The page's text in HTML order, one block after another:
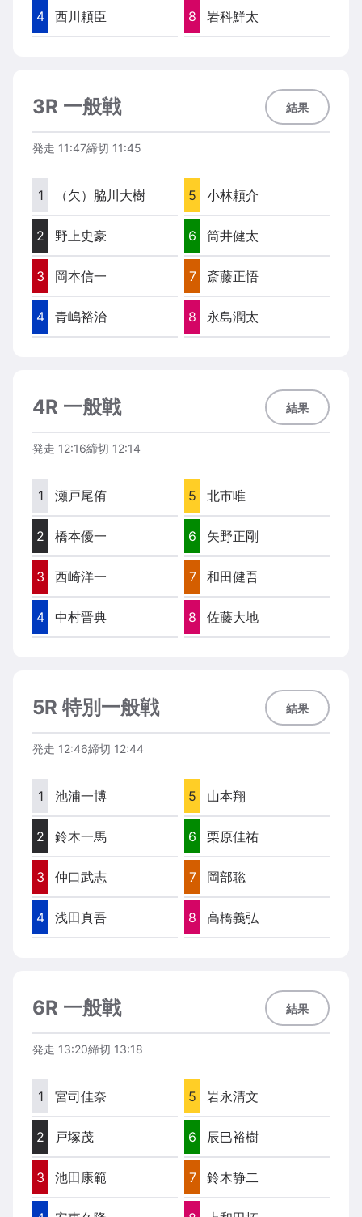
4 西川頼臣 8 岩科鮮太
3R 一般戦 結果
発走 11:47締切 11:45
1 （欠） 脇川大樹
2 野上史豪
3 岡本信一
4 青嶋裕治
5 小林頼介
6 筒井健太
7 斎藤正悟
8 永島潤太
4R 一般戦 結果
発走 12:16締切 12:14
1 瀬戸尾侑
2 橋本優一
3 西崎洋一
4 中村晋典
5 北市唯
6 矢野正剛
7 和田健吾
8 佐藤大地
5R 特別一般戦 結果
発走 12:46締切 12:44
1 池浦一博
2 鈴木一馬
3 仲口武志
4 浅田真吾
5 山本翔
6 栗原佳祐
7 岡部聡
8 高橋義弘
6R 一般戦 結果
発走 13:20締切 13:18
1 宮司佳奈
2 戸塚茂
3 池田康範
5 岩永清文
6 辰巳裕樹
7 鈴木静二